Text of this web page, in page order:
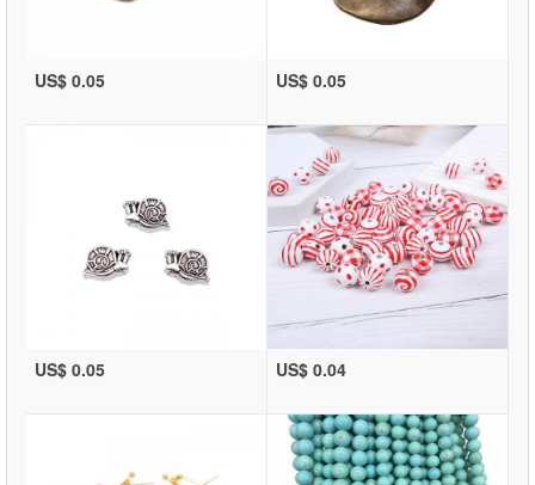
US$ 0.05 US$ 0.05
US$ 0.05 US$ 0.04